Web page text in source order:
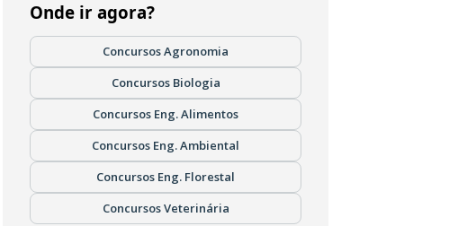
Onde ir agora?
Concursos Agronomia
Concursos Biologia
Concursos Eng. Alimentos
Concursos Eng. Ambiental
Concursos Eng. Florestal
Concursos Veterinária